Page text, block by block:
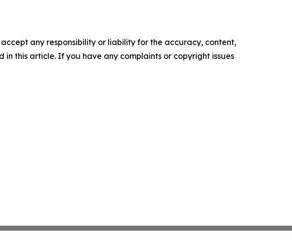
any responsibility or liability for the accuracy, content,
this article. If you have any complaints or copyright issues